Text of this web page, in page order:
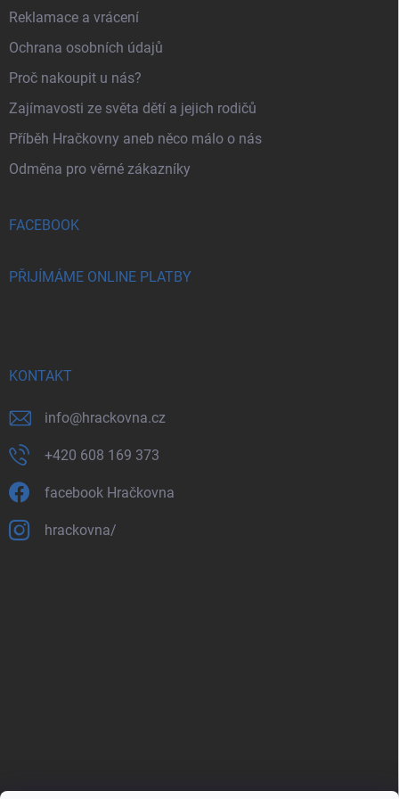
Reklamace a vrácení
Ochrana osobních údajů
Proč nakoupit u nás?
Zajímavosti ze světa dětí a jejich rodičů
Příběh Hračkovny aneb něco málo o nás
Odměna pro věrné zákazníky
FACEBOOK
PŘIJÍMÁME ONLINE PLATBY
KONTAKT
info@hrackovna.cz
+420 608 169 373
facebook Hračkovna
hrackovna/